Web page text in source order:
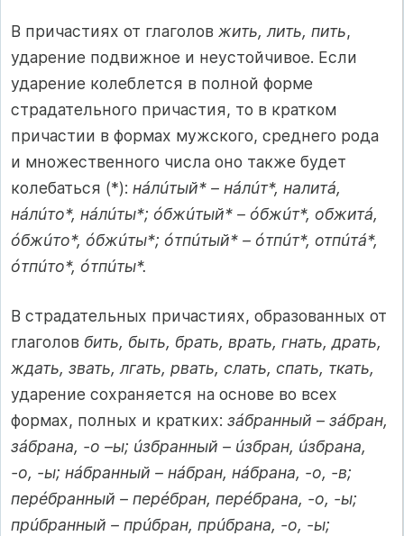
В причастиях от глаголов жить, лить, пить,
ударение подвижное и неустойчивое. Если
ударение колеблется в полной форме
страдательного причастия, то в кратком
причастии в формах мужского, среднего рода
и множественного числа оно также будет
колебаться (*): нáлúтый* – нáлúт*, налитá,
нáлúто*, нáлúты*; óбжúтый* – óбжúт*, обжитá,
óбжúто*, óбжúты*; óтпúтый* – óтпúт*, отпúтá*,
óтпúто*, óтпúты*.
В страдательных причастиях, образованных от
глаголов бить, быть, брать, врать, гнать, драть,
ждать, звать, лгать, рвать, слать, спать, ткать,
ударение сохраняется на основе во всех
формах, полных и кратких: зáбранный – зáбран,
зáбрана, -о –ы; úзбранный – úзбран, úзбрана,
-о, -ы; нáбранный – нáбран, нáбрана, -о, -в;
перéбранный – перéбран, перéбрана, -о, -ы;
прúбранный – прúбран, прúбрана, -о, -ы;